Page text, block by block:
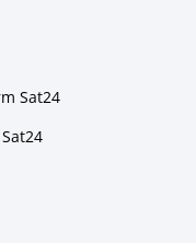
Sat24